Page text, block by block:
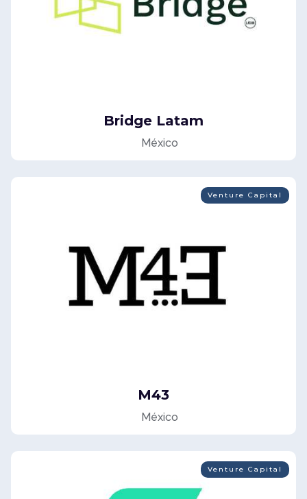
Bridge Latam
México
Venture Capital
M43
México
Venture Capital